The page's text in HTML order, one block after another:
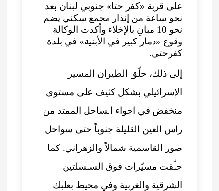
على قرية «كفر حتا» جنوبي لبنان بعد
نحو ساعة من إنذار مجمع سكني يضم
نحو 10 مبانٍ بالإخلاء وأكدت الوكالة
وقوع «دمار كبير في الأبنية» في بلدة
كفرحتى.
إلى ذلك، حلّق الطيران المسير
الإسرائيلي بشكل كثيف على مستوى
منخفض في اجواء الساحل الممتد من
راس العين القليلة جنوباً حتى سواحل
صور القاسمية شمالاً والزهراني. كما
حلّقت مسيّرات فوق السلسلتين
الشرقية والغربية وفي محيط بعلبك